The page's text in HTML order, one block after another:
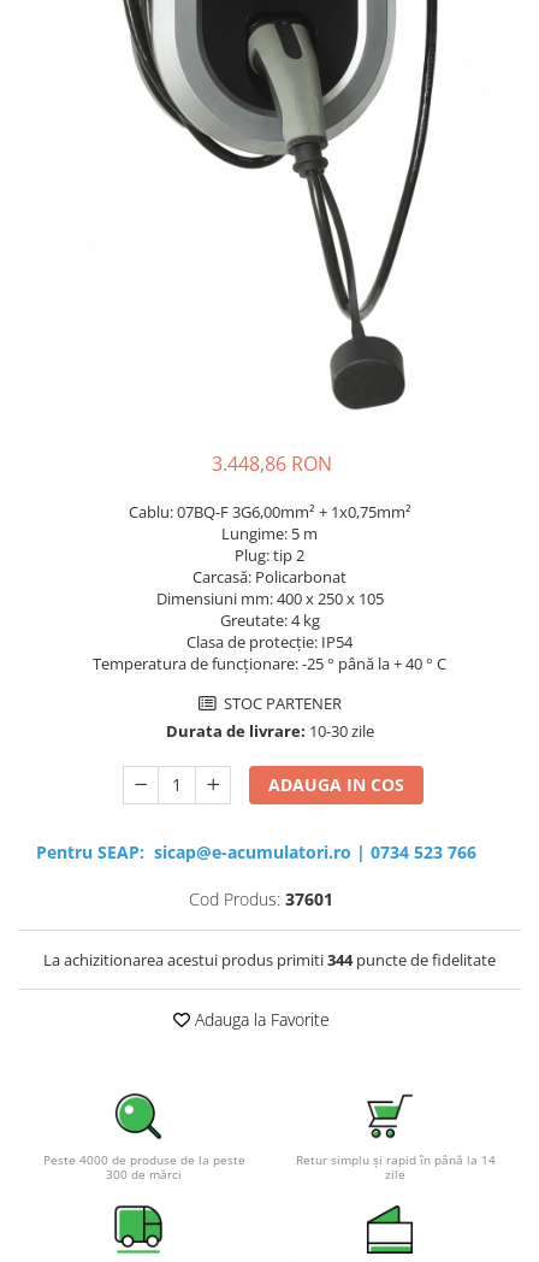
Sisteme de management (BMS)
Redresoare, incarcatoare si testere
Redresoare auto, moto, barci si
3.448,86 RON
Cablu: 07BQ-F 3G6,00mm² + 1x0,75mm²
Lungime: 5 m
Plug: tip 2
Carcasă: Policarbonat
Dimensiuni mm: 400 x 250 x 105
Greutate: 4 kg
Clasa de protecție: IP54
Temperatura de funcționare: -25 ° până la + 40 ° C
STOC PARTENER
Durata de livrare: 10-30 zile
ADAUGA IN COS
Pentru SEAP: sicap@e-acumulatori.ro | 0734 523 766
Cod Produs: 37601
La achizitionarea acestui produs primiti344puncte de fidelitate
Adauga la Favorite
Peste 4000 de produse de la peste
300 de mărci
Retur simplu și rapid în până la 14
zile